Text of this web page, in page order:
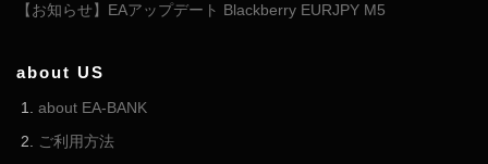
【お知らせ】EAアップデート Blackberry EURJPY M5
about US
about EA-BANK
ご利用方法